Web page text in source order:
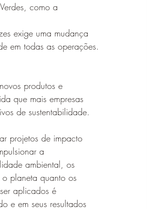
como a
exige uma mudança
em todas as operações.
produtos e
que mais empresas
de sustentabilidade.
projetos de impacto
a
ambiental, os
o planeta quanto os
aplicados é
e em seus resultados